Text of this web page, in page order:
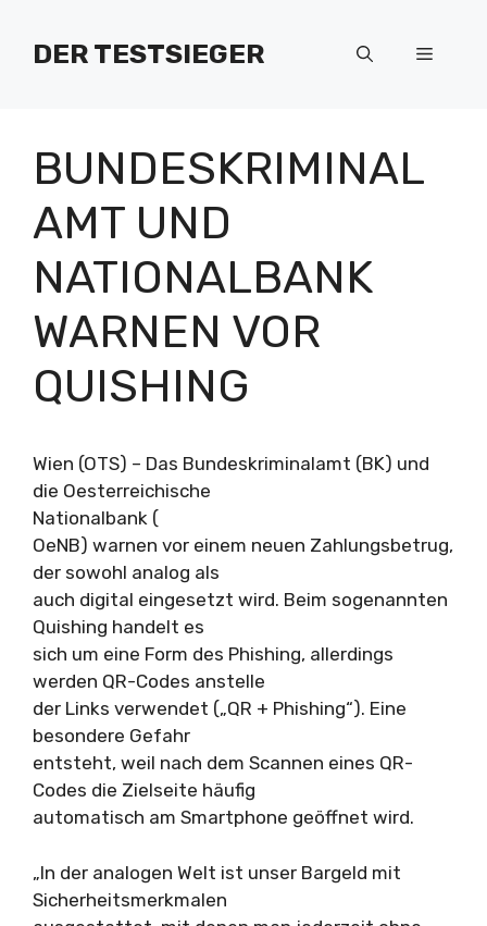
Inhalt
springenDER TESTSIEGER Menü
BUNDESKRIMINAL
AMT UND
NATIONALBANK
WARNEN VOR
QUISHING
Wien (OTS) – Das Bundeskriminalamt (BK) und
die Oesterreichische
Nationalbank (
OeNB) warnen vor einem neuen Zahlungsbetrug,
der sowohl analog als
auch digital eingesetzt wird. Beim sogenannten
Quishing handelt es
sich um eine Form des Phishing, allerdings
werden QR-Codes anstelle
der Links verwendet („QR + Phishing“). Eine
besondere Gefahr
entsteht, weil nach dem Scannen eines QR-
Codes die Zielseite häufig
automatisch am Smartphone geöffnet wird.
„In der analogen Welt ist unser Bargeld mit
Sicherheitsmerkmalen